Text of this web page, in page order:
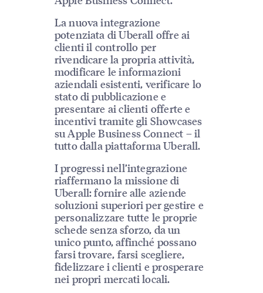
La nuova integrazione
potenziata di Uberall offre ai
clienti il controllo per
rivendicare la propria attività,
modificare le informazioni
aziendali esistenti, verificare lo
stato di pubblicazione e
presentare ai clienti offerte e
incentivi tramite gli Showcases
su Apple Business Connect – il
tutto dalla piattaforma Uberall.
I progressi nell’integrazione
riaffermano la missione di
Uberall: fornire alle aziende
soluzioni superiori per gestire e
personalizzare tutte le proprie
schede senza sforzo, da un
unico punto, affinché possano
farsi trovare, farsi scegliere,
fidelizzare i clienti e prosperare
nei propri mercati locali.